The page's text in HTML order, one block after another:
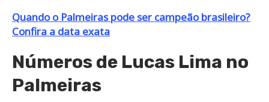
Quando o Palmeiras pode ser campeão brasileiro?
Confira a data exata
Números de Lucas Lima no
Palmeiras